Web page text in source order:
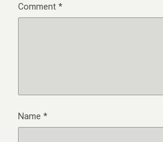
Comment*
Name *